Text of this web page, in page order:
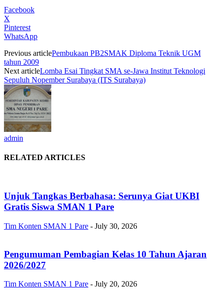
Facebook
X
Pinterest
WhatsApp
Previous articlePembukaan PB2SMAK Diploma Teknik UGM
tahun 2009
Next articleLomba Esai Tingkat SMA se-Jawa Institut Teknologi
Sepuluh Nopember Surabaya (ITS Surabaya)
admin
RELATED ARTICLES
Unjuk Tangkas Berbahasa: Serunya Giat UKBI
Gratis Siswa SMAN 1 Pare
Tim Konten SMAN 1 Pare - July 30, 2026
Pengumuman Pembagian Kelas 10 Tahun Ajaran
2026/2027
Tim Konten SMAN 1 Pare - July 20, 2026